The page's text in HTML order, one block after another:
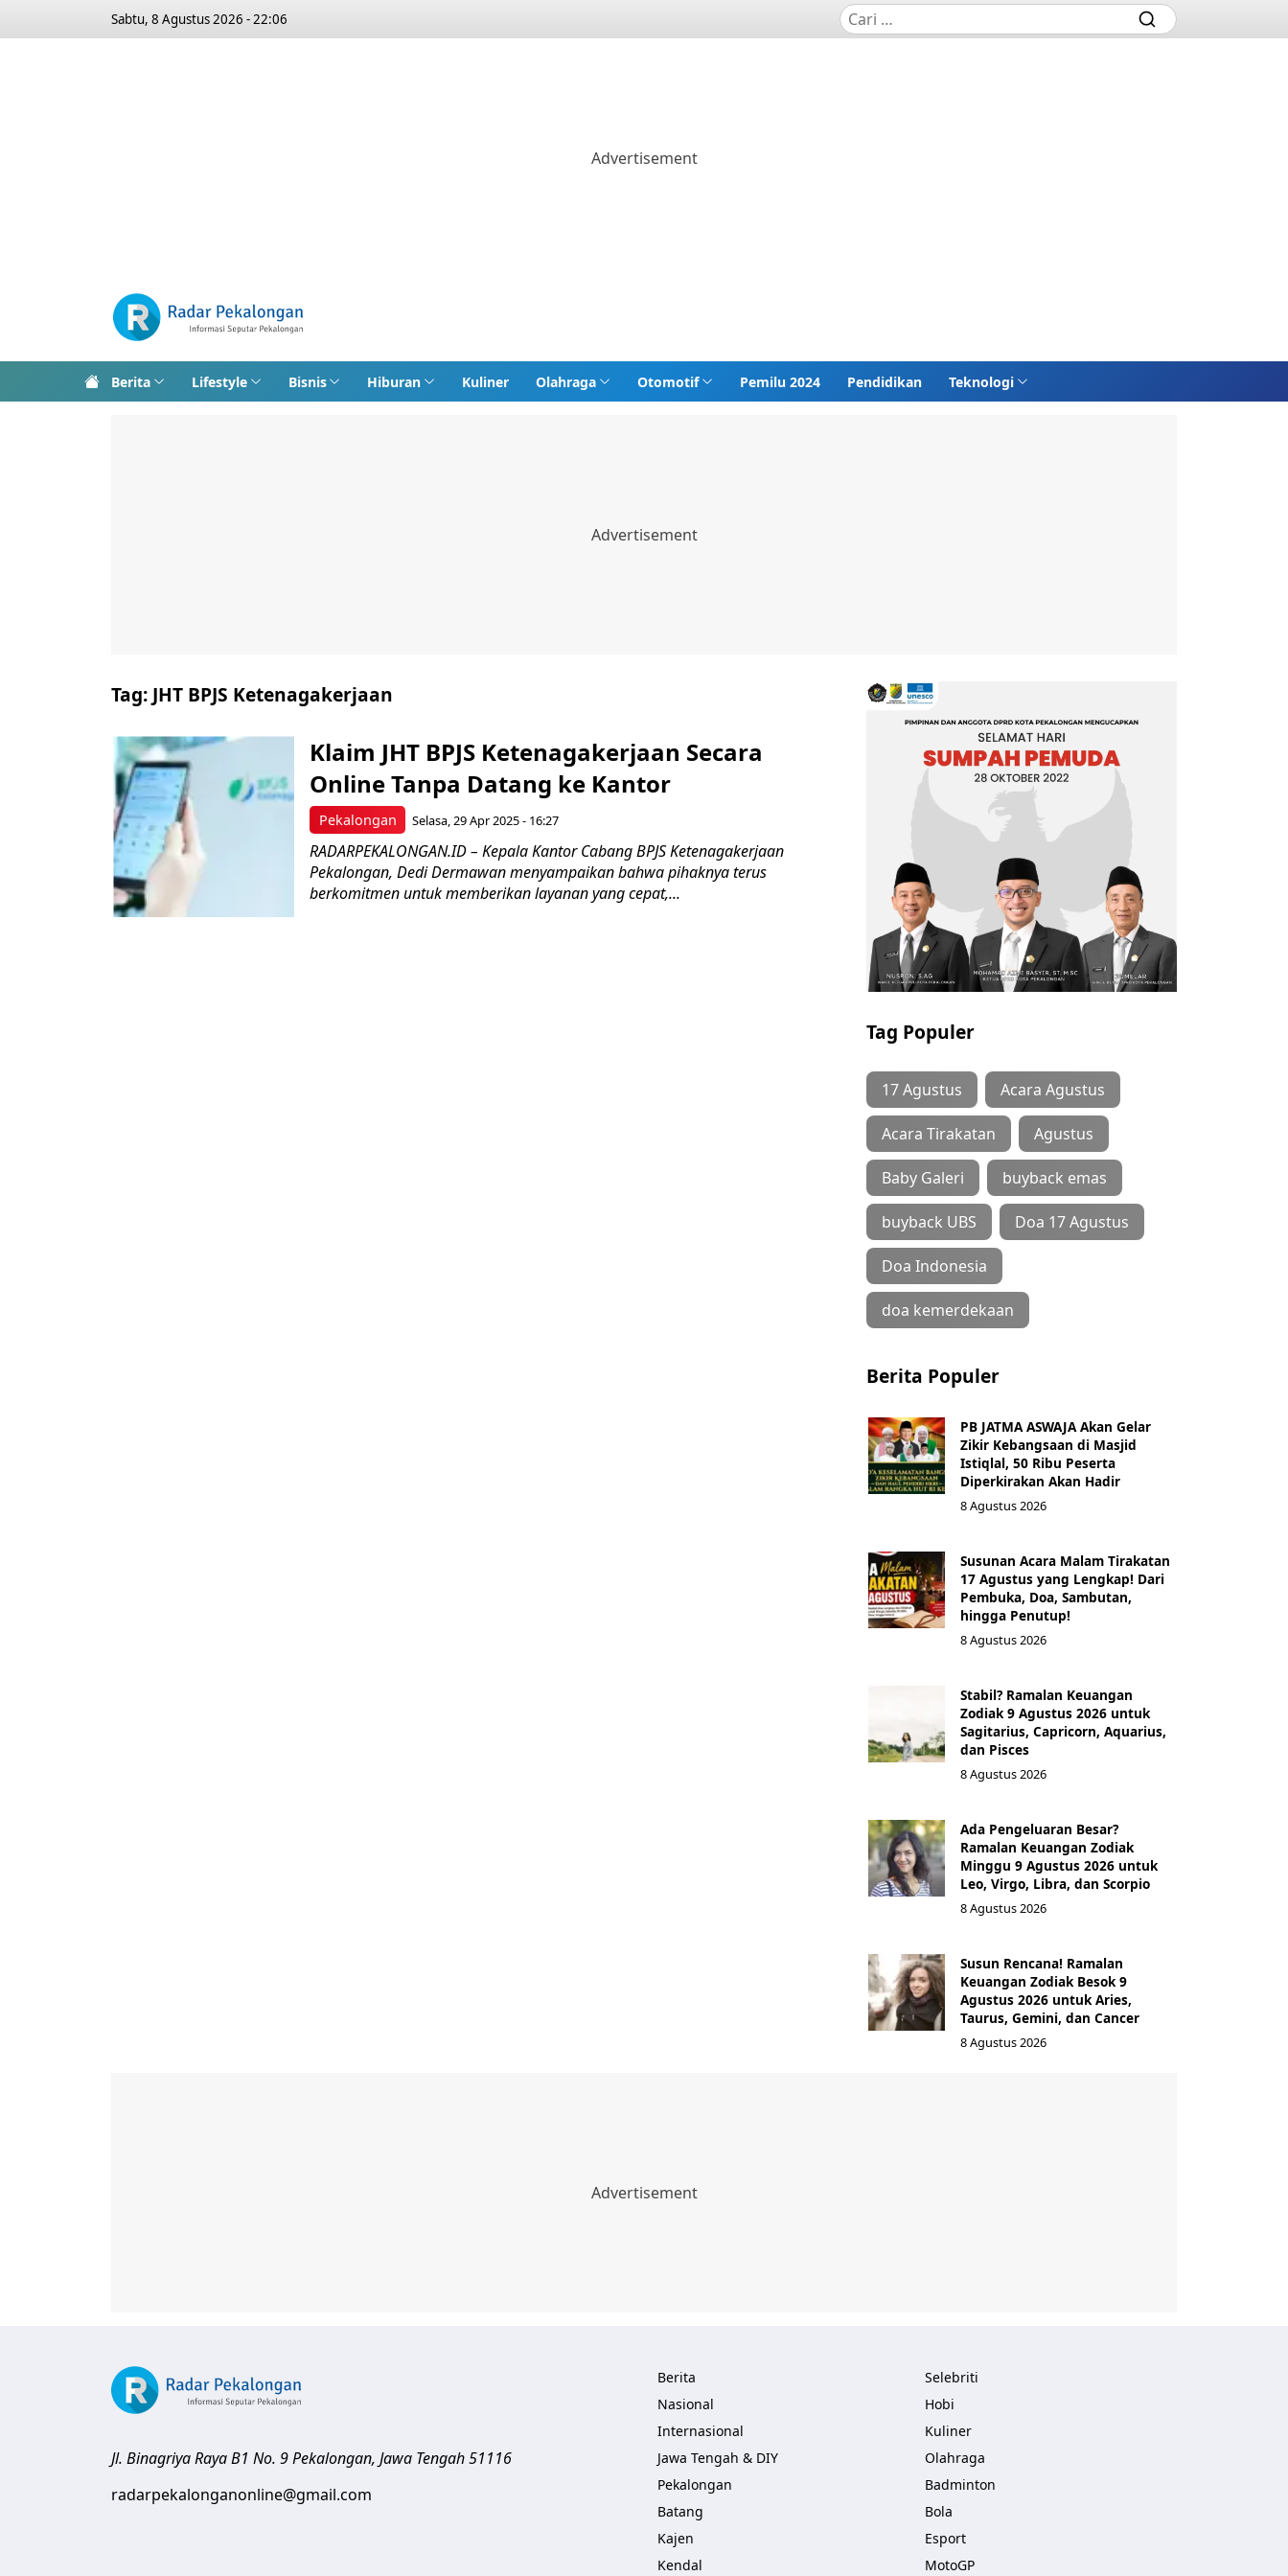
Sabtu, 8 Agustus 2026 - 22:06
Berita Lifestyle Bisnis Hiburan Kuliner Olahraga Otomotif Pemilu 2024 Pendidikan Teknologi
Tag: JHT BPJS Ketenagakerjaan
Pekalongan
Klaim JHT BPJS Ketenagakerjaan Secara
Online Tanpa Datang ke Kantor
Selasa, 29 Apr 2025 - 16:27
RADARPEKALONGAN.ID – Kepala Kantor Cabang BPJS Ketenagakerjaan
Pekalongan, Dedi Dermawan menyampaikan bahwa pihaknya terus
berkomitmen untuk memberikan layanan yang cepat,...
Tag Populer
17 Agustus Acara Agustus
Acara Tirakatan Agustus
Baby Galeri buyback emas
buyback UBS Doa 17 Agustus
Doa Indonesia
doa kemerdekaan
Berita Populer
PB JATMA ASWAJA Akan Gelar
Zikir Kebangsaan di Masjid
Istiqlal, 50 Ribu Peserta
Diperkirakan Akan Hadir
8 Agustus 2026
Susunan Acara Malam Tirakatan
17 Agustus yang Lengkap! Dari
Pembuka, Doa, Sambutan,
hingga Penutup!
8 Agustus 2026
Stabil? Ramalan Keuangan
Zodiak 9 Agustus 2026 untuk
Sagitarius, Capricorn, Aquarius,
dan Pisces
8 Agustus 2026
Ada Pengeluaran Besar?
Ramalan Keuangan Zodiak
Minggu 9 Agustus 2026 untuk
Leo, Virgo, Libra, dan Scorpio
8 Agustus 2026
Susun Rencana! Ramalan
Keuangan Zodiak Besok 9
Agustus 2026 untuk Aries,
Taurus, Gemini, dan Cancer
8 Agustus 2026
Jl. Binagriya Raya B1 No. 9Pekalongan, Jawa Tengah51116
radarpekalonganonline@gmail.com
Berita
Nasional
Internasional
Jawa Tengah & DIY
Pekalongan
Batang
Kajen
Kendal
Selebriti
Hobi
Kuliner
Olahraga
Badminton
Bola
Esport
MotoGP